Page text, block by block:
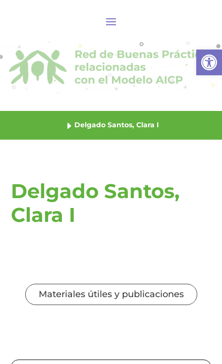
Delgado Santos, Clara I
Delgado Santos,
Clara I
Materiales útiles y publicaciones